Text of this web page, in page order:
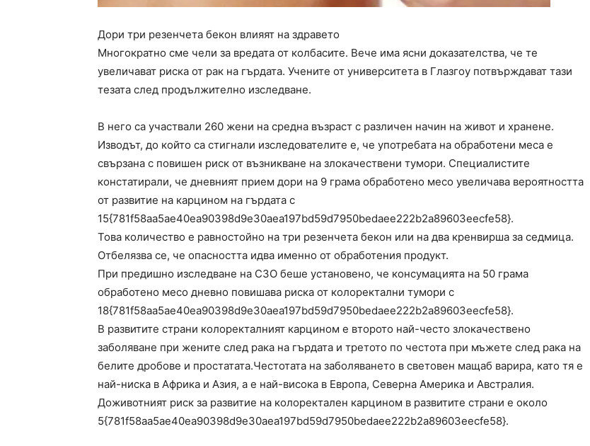
Дори три резенчета бекон влияят на здравето
Многократно сме чели за вредата от колбасите. Вече има ясни доказателства, че те
увеличават риска от рак на гърдата. Учените от университета в Глазгоу потвърждават тази
тезата след продължително изследване.
В него са участвали 260 жени на средна възраст с различен начин на живот и хранене.
Изводът, до който са стигнали изследователите е, че употребата на обработени меса е
свързана с повишен риск от възникване на злокачествени тумори. Специалистите
констатирали, че дневният прием дори на 9 грама обработено месо увеличава вероятността
от развитие на карцином на гърдата с
15{781f58aa5ae40ea90398d9e30aea197bd59d7950bedaee222b2a89603eecfe58}.
Това количество е равностойно на три резенчета бекон или на два кренвирша за седмица.
Отбелязва се, че опасността идва именно от обработения продукт.
При предишно изследване на СЗО беше установено, че консумацията на 50 грама
обработено месо дневно повишава риска от колоректални тумори с
18{781f58aa5ae40ea90398d9e30aea197bd59d7950bedaee222b2a89603eecfe58}.
В развитите страни колоректалният карцином е второто най-често злокачествено
заболяване при жените след рака на гърдата и третото по честота при мъжете след рака на
белите дробове и простатата.Честотата на заболяването в световен мащаб варира, като тя е
най-ниска в Африка и Азия, а е най-висока в Европа, Северна Америка и Австралия.
Доживотният риск за развитие на колоректален карцином в развитите страни е около
5{781f58aa5ae40ea90398d9e30aea197bd59d7950bedaee222b2a89603eecfe58}.